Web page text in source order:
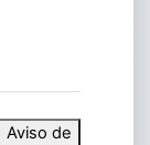
Aviso de